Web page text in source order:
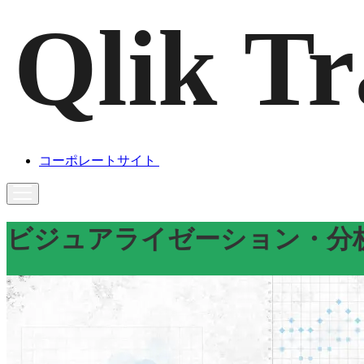
コーポレートサイト
ビジュアライゼーション・分